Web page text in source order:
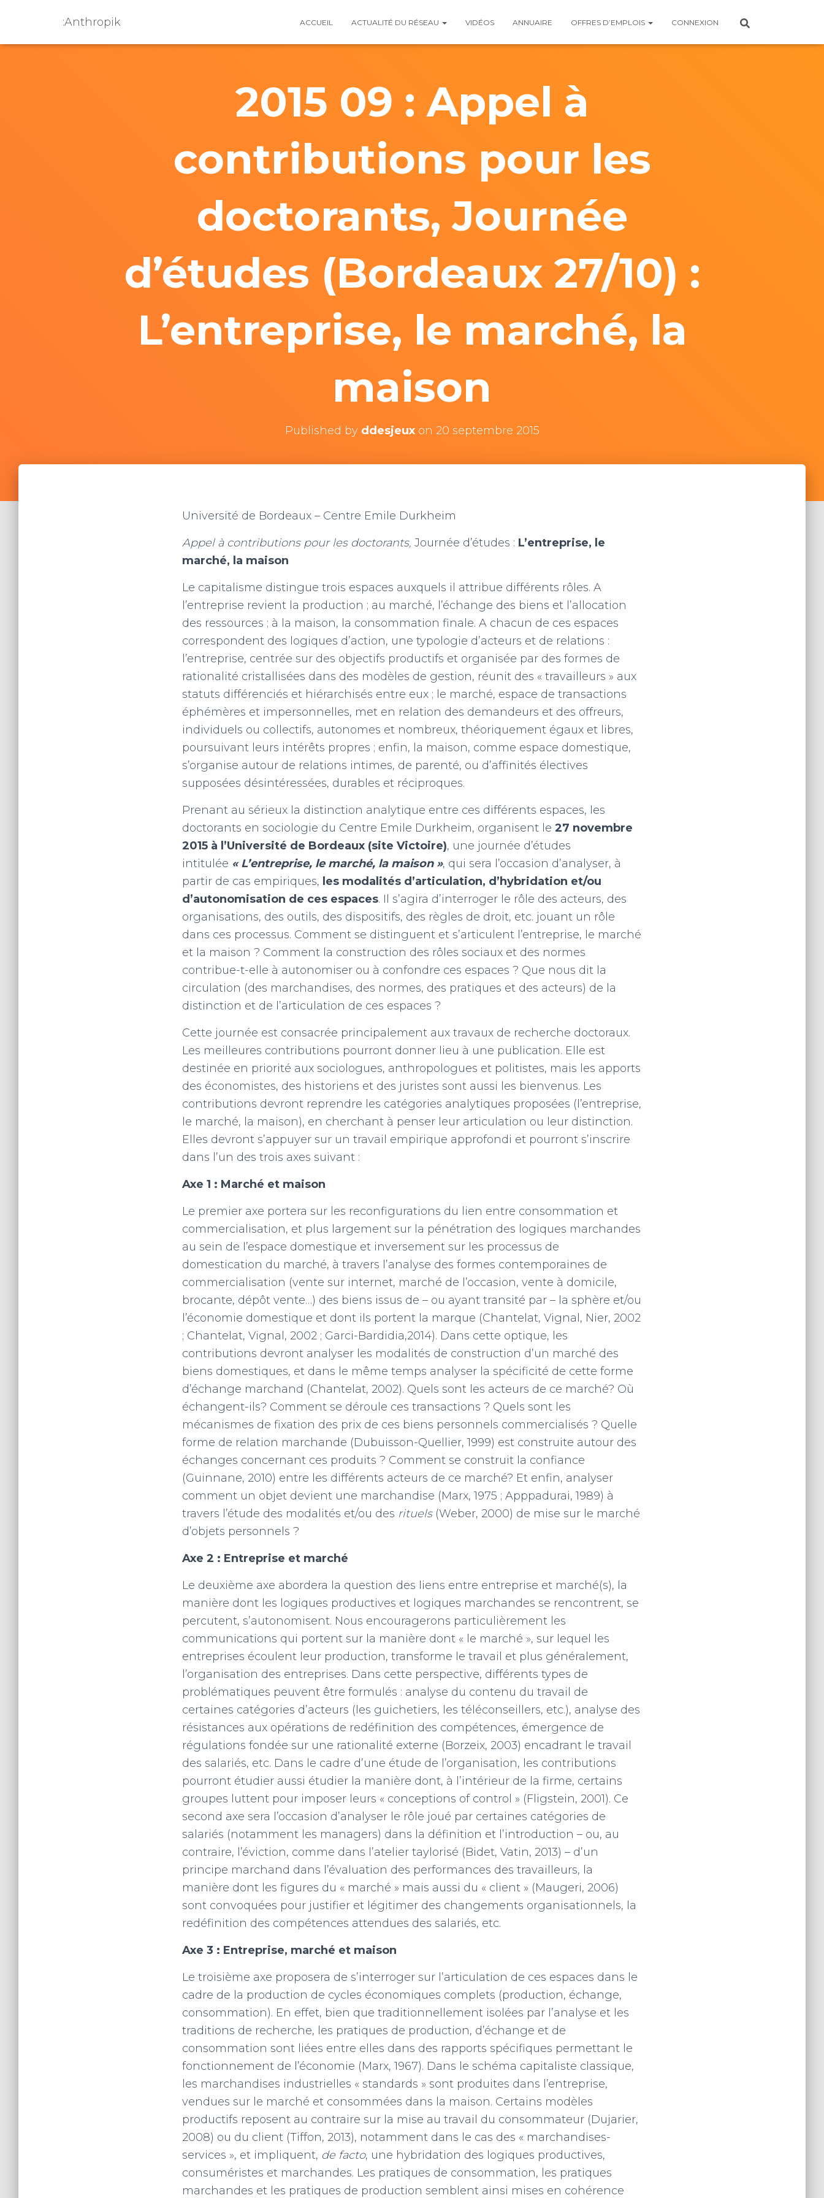
:Anthropik ACCUEIL ACTUALITÉ DU RÉSEAU VIDÉOS ANNUAIRE OFFRES D’EMPLOIS CONNEXION
2015 09 : Appel à
contributions pour les
doctorants, Journée
d’études (Bordeaux 27/10) :
L’entreprise, le marché, la
maison
Published by ddesjeuxon 20 septembre 2015
Université de Bordeaux – Centre Emile Durkheim
Appel à contributions pour les doctorants, Journée d’études : L’entreprise, le
marché, la maison
Le capitalisme distingue trois espaces auxquels il attribue différents rôles. A
l’entreprise revient la production ; au marché, l’échange des biens et l’allocation
des ressources ; à la maison, la consommation finale. A chacun de ces espaces
correspondent des logiques d’action, une typologie d’acteurs et de relations :
l’entreprise, centrée sur des objectifs productifs et organisée par des formes de
rationalité cristallisées dans des modèles de gestion, réunit des « travailleurs » aux
statuts différenciés et hiérarchisés entre eux ; le marché, espace de transactions
éphémères et impersonnelles, met en relation des demandeurs et des offreurs,
individuels ou collectifs, autonomes et nombreux, théoriquement égaux et libres,
poursuivant leurs intérêts propres ; enfin, la maison, comme espace domestique,
s’organise autour de relations intimes, de parenté, ou d’affinités électives
supposées désintéressées, durables et réciproques.
Prenant au sérieux la distinction analytique entre ces différents espaces, les
doctorants en sociologie du Centre Emile Durkheim, organisent le 27 novembre
2015 à l’Université de Bordeaux (site Victoire), une journée d’études
intitulée « L’entreprise, le marché, la maison », qui sera l’occasion d’analyser, à
partir de cas empiriques, les modalités d’articulation, d’hybridation et/ou
d’autonomisation de ces espaces. Il s’agira d’interroger le rôle des acteurs, des
organisations, des outils, des dispositifs, des règles de droit, etc. jouant un rôle
dans ces processus. Comment se distinguent et s’articulent l’entreprise, le marché
et la maison ? Comment la construction des rôles sociaux et des normes
contribue-t-elle à autonomiser ou à confondre ces espaces ? Que nous dit la
circulation (des marchandises, des normes, des pratiques et des acteurs) de la
distinction et de l’articulation de ces espaces ?
Cette journée est consacrée principalement aux travaux de recherche doctoraux.
Les meilleures contributions pourront donner lieu à une publication. Elle est
destinée en priorité aux sociologues, anthropologues et politistes, mais les apports
des économistes, des historiens et des juristes sont aussi les bienvenus. Les
contributions devront reprendre les catégories analytiques proposées (l’entreprise,
le marché, la maison), en cherchant à penser leur articulation ou leur distinction.
Elles devront s’appuyer sur un travail empirique approfondi et pourront s’inscrire
dans l’un des trois axes suivant :
Axe 1 : Marché et maison
Le premier axe portera sur les reconfigurations du lien entre consommation et
commercialisation, et plus largement sur la pénétration des logiques marchandes
au sein de l’espace domestique et inversement sur les processus de
domestication du marché, à travers l’analyse des formes contemporaines de
commercialisation (vente sur internet, marché de l’occasion, vente à domicile,
brocante, dépôt vente…) des biens issus de – ou ayant transité par – la sphère et/ou
l’économie domestique et dont ils portent la marque (Chantelat, Vignal, Nier, 2002
; Chantelat, Vignal, 2002 ; Garci-Bardidia,2014). Dans cette optique, les
contributions devront analyser les modalités de construction d’un marché des
biens domestiques, et dans le même temps analyser la spécificité de cette forme
d’échange marchand (Chantelat, 2002). Quels sont les acteurs de ce marché? Où
échangent-ils? Comment se déroule ces transactions ? Quels sont les
mécanismes de fixation des prix de ces biens personnels commercialisés ? Quelle
forme de relation marchande (Dubuisson-Quellier, 1999) est construite autour des
échanges concernant ces produits ? Comment se construit la confiance
(Guinnane, 2010) entre les différents acteurs de ce marché? Et enfin, analyser
comment un objet devient une marchandise (Marx, 1975 ; Apppadurai, 1989) à
travers l’étude des modalités et/ou des rituels(Weber, 2000) de mise sur le marché
d’objets personnels ?
Axe 2 : Entreprise et marché
Le deuxième axe abordera la question des liens entre entreprise et marché(s), la
manière dont les logiques productives et logiques marchandes se rencontrent, se
percutent, s’autonomisent. Nous encouragerons particulièrement les
communications qui portent sur la manière dont « le marché », sur lequel les
entreprises écoulent leur production, transforme le travail et plus généralement,
l’organisation des entreprises. Dans cette perspective, différents types de
problématiques peuvent être formulés : analyse du contenu du travail de
certaines catégories d’acteurs (les guichetiers, les téléconseillers, etc.), analyse des
résistances aux opérations de redéfinition des compétences, émergence de
régulations fondée sur une rationalité externe (Borzeix, 2003) encadrant le travail
des salariés, etc. Dans le cadre d’une étude de l’organisation, les contributions
pourront étudier aussi étudier la manière dont, à l’intérieur de la firme, certains
groupes luttent pour imposer leurs « conceptions of control » (Fligstein, 2001). Ce
second axe sera l’occasion d’analyser le rôle joué par certaines catégories de
salariés (notamment les managers) dans la définition et l’introduction – ou, au
contraire, l’éviction, comme dans l’atelier taylorisé (Bidet, Vatin, 2013) – d’un
principe marchand dans l’évaluation des performances des travailleurs, la
manière dont les figures du « marché » mais aussi du « client » (Maugeri, 2006)
sont convoquées pour justifier et légitimer des changements organisationnels, la
redéfinition des compétences attendues des salariés, etc.
Axe 3 : Entreprise, marché et maison
Le troisième axe proposera de s’interroger sur l’articulation de ces espaces dans le
cadre de la production de cycles économiques complets (production, échange,
consommation). En effet, bien que traditionnellement isolées par l’analyse et les
traditions de recherche, les pratiques de production, d’échange et de
consommation sont liées entre elles dans des rapports spécifiques permettant le
fonctionnement de l’économie (Marx, 1967). Dans le schéma capitaliste classique,
les marchandises industrielles « standards » sont produites dans l’entreprise,
vendues sur le marché et consommées dans la maison. Certains modèles
productifs reposent au contraire sur la mise au travail du consommateur (Dujarier,
2008) ou du client (Tiffon, 2013), notamment dans le cas des « marchandises-
services », et impliquent, de facto, une hybridation des logiques productives,
consuméristes et marchandes. Les pratiques de consommation, les pratiques
marchandes et les pratiques de production semblent ainsi mises en cohérence